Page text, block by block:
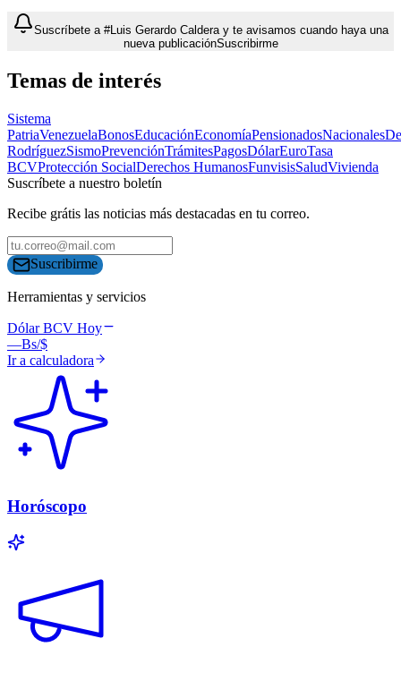
Suscríbete a #Luis Gerardo Caldera y te avisamos cuando haya una
nueva publicaciónSuscribirme
Temas de interés
Sistema
PatriaVenezuelaBonosEducaciónEconomíaPensionadosNacionales
RodríguezSismoPrevenciónTrámitesPagosDólarEuroTasa
BCVProtección SocialDerechos HumanosFunvisisSaludVivienda
Suscríbete a nuestro boletín
Recibe grátis las noticias más destacadas en tu correo.
Suscribirme
Herramientas y servicios
Dólar BCV Hoy
—Bs/$
Ir a calculadora
Horóscopo